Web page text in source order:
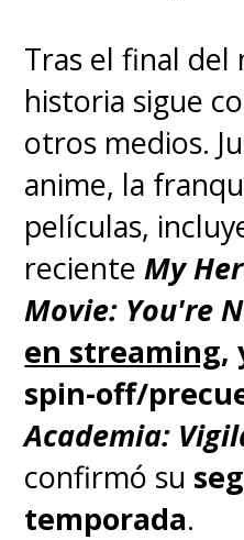
Tras el final del
historia sigue
otros medios.
anime, la
películas,
recienteMy
Movie: You're
en streaming,
spin-off/
Academia:
confirmó su
temporada.